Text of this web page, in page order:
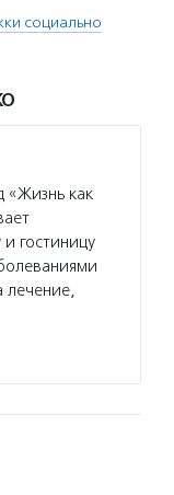
социально
«Жизнь как
гостиницу
лечение,